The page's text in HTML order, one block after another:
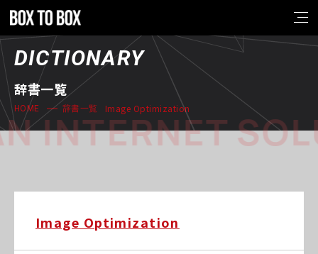
DICTIONARY
辞書一覧
HOME 辞書一覧 Image Optimization
INTERNET
Image Optimization